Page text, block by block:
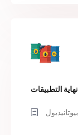
نهاية التطبيقات